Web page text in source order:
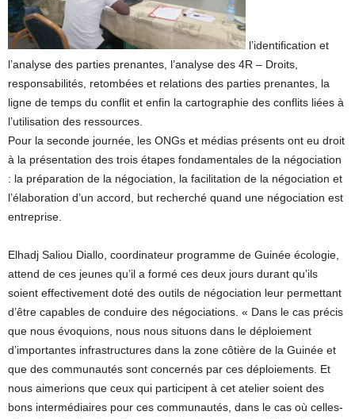
l’identification et
l’analyse des parties prenantes, l’analyse des 4R – Droits,
responsabilités, retombées et relations des parties prenantes, la
ligne de temps du conflit et enfin la cartographie des conflits liées à
l’utilisation des ressources.
Pour la seconde journée, les ONGs et médias présents ont eu droit
à la présentation des trois étapes fondamentales de la négociation
: la préparation de la négociation, la facilitation de la négociation et
l’élaboration d’un accord, but recherché quand une négociation est
entreprise.
Elhadj Saliou Diallo, coordinateur programme de Guinée écologie,
attend de ces jeunes qu’il a formé ces deux jours durant qu’ils
soient effectivement doté des outils de négociation leur permettant
d’être capables de conduire des négociations. « Dans le cas précis
que nous évoquions, nous nous situons dans le déploiement
d’importantes infrastructures dans la zone côtière de la Guinée et
que des communautés sont concernés par ces déploiements. Et
nous aimerions que ceux qui participent à cet atelier soient des
bons intermédiaires pour ces communautés, dans le cas où celles-